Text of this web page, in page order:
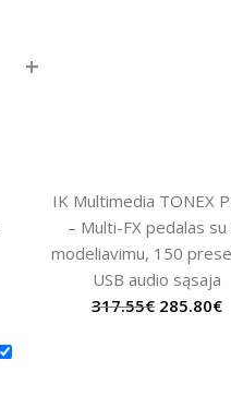
+
IK Multimedia TONEX
– Multi-FX pedalas su
modeliavimu, 150
USB audio sąsaja
317.55€ 285.80€